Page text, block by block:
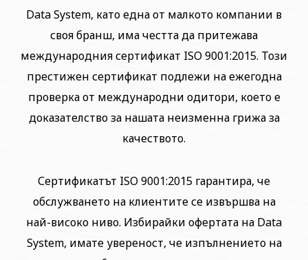
Data System, като една от малкото компании в
своя бранш, има честта да притежава
международния сертификат ISO 9001:2015. Този
престижен сертификат подлежи на ежегодна
проверка от международни одитори, което е
доказателство за нашата неизменна грижа за
качеството.
Сертификатът ISO 9001:2015 гарантира, че
обслужването на клиентите се извършва на
най-високо ниво. Избирайки офертата на Data
System, имате увереност, че изпълнението на